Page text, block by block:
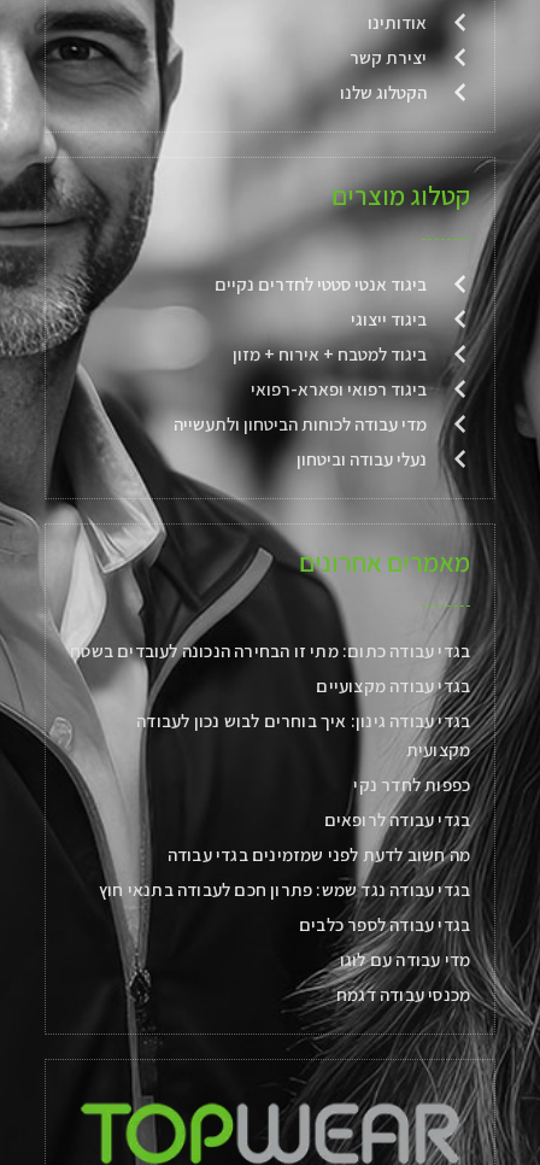
אודותינו
יצירת קשר
הקטלוג שלנו
קטלוג מוצרים
ביגוד אנטי סטטי לחדרים נקיים
ביגוד ייצוגי
ביגוד למטבח + אירוח + מזון
ביגוד רפואי ופארא-רפואי
מדי עבודה לכוחות הביטחון ולתעשייה
נעלי עבודה וביטחון
מאמרים אחרונים
בגדי עבודה כתום: מתי זו הבחירה הנכונה לעובדים בשטח
בגדי עבודה מקצועיים
בגדי עבודה גינון: איך בוחרים לבוש נכון לעבודה
מקצועית
כפפות לחדר נקי
בגדי עבודה לרופאים
מה חשוב לדעת לפני שמזמינים בגדי עבודה
בגדי עבודה נגד שמש: פתרון חכם לעבודה בתנאי חוץ
בגדי עבודה לספר כלבים
מדי עבודה עם לוגו
מכנסי עבודה דגמח